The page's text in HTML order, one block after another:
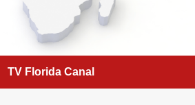
TV Florida Canal